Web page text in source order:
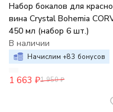
Набор бокалов для
вина Crystal Bohemia
450 мл (набор 6 шт.)
В наличии
Начислим +83 бонусов
1 663 ₽1 950 ₽